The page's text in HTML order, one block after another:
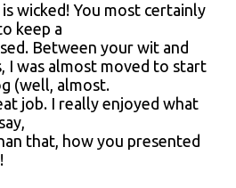
wicked! You most certainly
keep a
Between your wit and
I was almost moved to start
(well, almost.
job. I really enjoyed what
that, how you presented